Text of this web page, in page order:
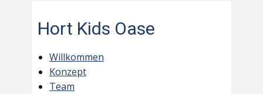
Hort Kids Oase
Willkommen
Konzept
Team